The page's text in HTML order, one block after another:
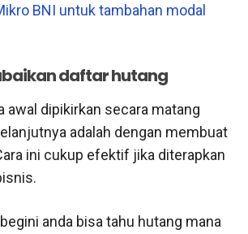
BNI untuk tambahan modal
daftar hutang
awal dipikirkan secara matang
adalah dengan membuat
ini cukup efektif jika diterapkan
anda bisa tahu hutang mana